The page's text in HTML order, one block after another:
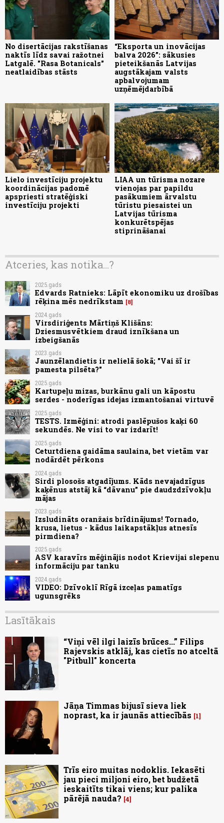
No disertācijas rakstīšanas
naktīs līdz savai ražotnei
Latgalē. "Rasa Botanicals"
neatlaidības stāsts
“Eksporta un inovācijas
balva 2026”: sākusies
pieteikšanās Latvijas
augstākajam valsts
apbalvojumam
uzņēmējdarbībā
Lielo investīciju projektu
koordinācijas padomē
apspriesti stratēģiski
investīciju projekti
LIAA un tūrisma nozare
vienojas par papildu
pasākumiem ārvalstu
tūristu piesaistei un
Latvijas tūrisma
konkurētspējas
stiprināšanai
Atceries, kas notika...?
2025.gads
Edvards Ratnieks: Lāpīt ekonomiku uz drošības
rēķina mēs nedrīkstam
8
2024.gads
Virsdiriģents Mārtiņš Klišāns:
Dziesmusvētkiem draud iznīkšana un
izbeigšanās
2023.gads
Jaunzēlandietis ir nelielā šokā; "Vai šī ir
pamesta pilsēta?"
2025.gads
Kartupeļu mizas, burkānu gali un kāpostu
serdes - noderīgas idejas izmantošanai virtuvē
2025.gads
TESTS. Izmēģini: atrodi paslēpušos kaķi 60
sekundēs. Ne visi to var izdarīt!
2025.gads
Ceturtdiena gaidāma saulaina, bet vietām var
nodārdēt pērkons
2024.gads
Sirdi plosošs atgadījums. Kāds nevajadzīgus
kaķēnus atstāj kā “dāvanu” pie daudzdzīvokļu
mājas
2023.gads
Izsludināts oranžais brīdinājums! Tornado,
krusa, lietus - kādus laikapstākļus atnesīs
pirmdiena?
2025.gads
ASV karavīrs mēģinājis nodot Krievijai slepenu
informāciju par tanku
2024.gads
VIDEO: Dzīvoklī Rīgā izceļas pamatīgs
ugunsgrēks
Lasītākais
“Viņi vēl ilgi laizīs brūces...” Filips
Rajevskis atklāj, kas cietīs no atceltā
"Pitbull" koncerta
Jāņa Timmas bijusī sieva liek
noprast, ka ir jaunās attiecībās
1
Trīs eiro muitas nodoklis. Iekasēti
jau pieci miljoni eiro, bet budžetā
ieskaitīts tikai viens; kur palika
pārējā nauda? 4